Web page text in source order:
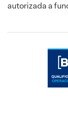
autorizada a